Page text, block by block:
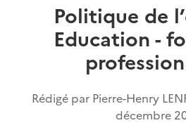
Politique de
Education -
Rédigé par Pierre-Henry
décembre